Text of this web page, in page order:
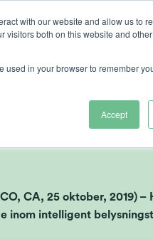
with our website and allow us to
both on this website and
used in your browser to remember
Accept
about Heliospectra
CA, 25 oktober, 2019) –
inom intelligent